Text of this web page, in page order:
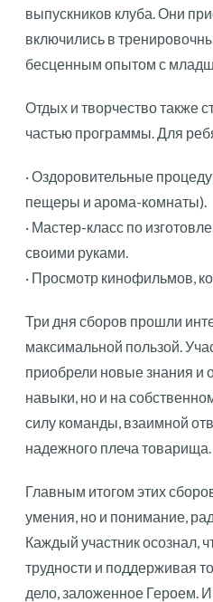
выпускников клуба. Они
включились в
бесценным опытом с
Отдых и творчество также
частью программы. Для
· Оздоровительные
пещеры и арома-комнаты).
· Мастер-класс по
своими руками.
· Просмотр кинофильмов,
Три дня сборов прошли
максимальной пользой.
приобрели новые знания и
навыки, но и на
силу команды, взаимной
надежного плеча товарища.
Главным итогом этих
умения, но и понимание,
Каждый участник осознал,
трудности и поддерживая
дело, заложенное Героем. И